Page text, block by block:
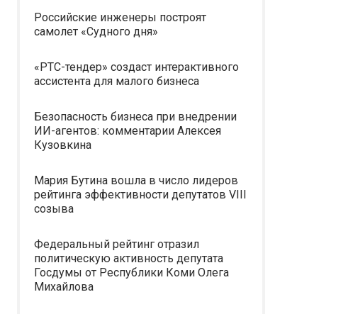
Российские инженеры построят
самолет «Судного дня»
«РТС-тендер» создаст интерактивного
ассистента для малого бизнеса
Безопасность бизнеса при внедрении
ИИ-агентов: комментарии Алексея
Кузовкина
Мария Бутина вошла в число лидеров
рейтинга эффективности депутатов VIII
созыва
Федеральный рейтинг отразил
политическую активность депутата
Госдумы от Республики Коми Олега
Михайлова